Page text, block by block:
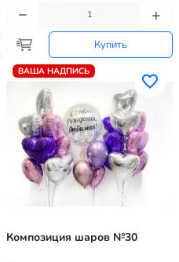
Купить
ВАША НАДПИСЬ
Композиция шаров №30